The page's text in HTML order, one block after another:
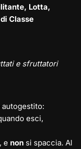
Lotta,
Classe
e sfruttatori
autogestito:
esci,
e non si spaccia. Al